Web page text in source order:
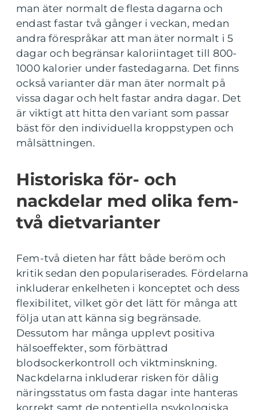
man äter normalt de flesta dagarna och
endast fastar två gånger i veckan, medan
andra förespråkar att man äter normalt i 5
dagar och begränsar kaloriintaget till 800-
1000 kalorier under fastedagarna. Det finns
också varianter där man äter normalt på
vissa dagar och helt fastar andra dagar. Det
är viktigt att hitta den variant som passar
bäst för den individuella kroppstypen och
målsättningen.
Historiska för- och
nackdelar med olika fem-
två dietvarianter
Fem-två dieten har fått både beröm och
kritik sedan den populariserades. Fördelarna
inkluderar enkelheten i konceptet och dess
flexibilitet, vilket gör det lätt för många att
följa utan att känna sig begränsade.
Dessutom har många upplevt positiva
hälsoeffekter, som förbättrad
blodsockerkontroll och viktminskning.
Nackdelarna inkluderar risken för dålig
näringsstatus om fasta dagar inte hanteras
korrekt samt de potentiella psykologiska